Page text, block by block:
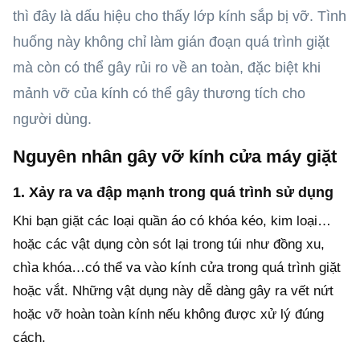
thì đây là dấu hiệu cho thấy lớp kính sắp bị vỡ. Tình
huống này không chỉ làm gián đoạn quá trình giặt
mà còn có thể gây rủi ro về an toàn, đặc biệt khi
mảnh vỡ của kính có thể gây thương tích cho
người dùng.
Nguyên nhân gây vỡ kính cửa máy giặt
1. Xảy ra va đập mạnh trong quá trình sử dụng
Khi bạn giặt các loại quần áo có khóa kéo, kim loại…
hoặc các vật dụng còn sót lại trong túi như đồng xu,
chìa khóa…có thể va vào kính cửa trong quá trình giặt
hoặc vắt. Những vật dụng này dễ dàng gây ra vết nứt
hoặc vỡ hoàn toàn kính nếu không được xử lý đúng
cách.